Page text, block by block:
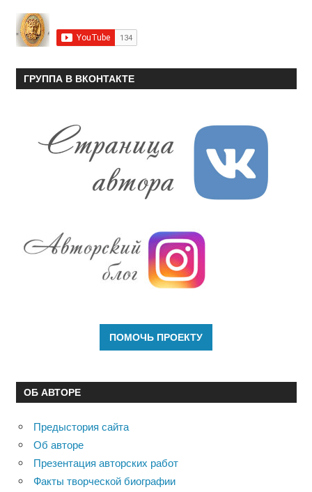
ГРУППА В ВКОНТАКТЕ
ОБ АВТОРЕ
Предыстория сайта
Об авторе
Презентация авторских работ
Факты творческой биографии